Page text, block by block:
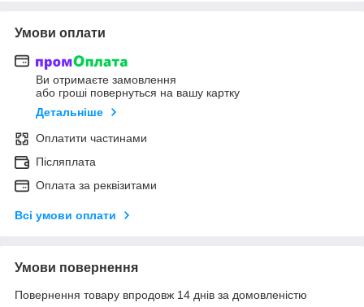
Умови оплати
Ви отримаєте замовлення
або гроші повернуться на вашу картку
Детальніше
Оплатити частинами
Післяплата
Оплата за реквізитами
Всі умови оплати
Умови повернення
Повернення товару впродовж 14 днів за домовленістю